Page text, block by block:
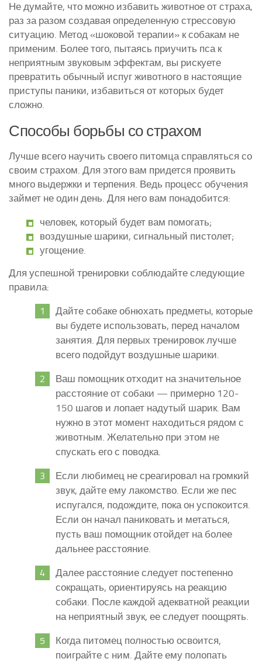
Не думайте, что можно избавить животное от страха,
раз за разом создавая определенную стрессовую
ситуацию. Метод «шоковой терапии» к собакам не
применим. Более того, пытаясь приучить пса к
неприятным звуковым эффектам, вы рискуете
превратить обычный испуг животного в настоящие
приступы паники, избавиться от которых будет
сложно.
Способы борьбы со страхом
Лучше всего научить своего питомца справляться со
своим страхом. Для этого вам придется проявить
много выдержки и терпения. Ведь процесс обучения
займет не один день. Для него вам понадобится:
человек, который будет вам помогать;
воздушные шарики, сигнальный пистолет;
угощение.
Для успешной тренировки соблюдайте следующие
правила:
Дайте собаке обнюхать предметы, которые
вы будете использовать, перед началом
занятия. Для первых тренировок лучше
всего подойдут воздушные шарики.
Ваш помощник отходит на значительное
расстояние от собаки — примерно 120-
150 шагов и лопает надутый шарик. Вам
нужно в этот момент находиться рядом с
животным. Желательно при этом не
спускать его с поводка.
Если любимец не среагировал на громкий
звук, дайте ему лакомство. Если же пес
испугался, подождите, пока он успокоится.
Если он начал паниковать и метаться,
пусть ваш помощник отойдет на более
дальнее расстояние.
Далее расстояние следует постепенно
сокращать, ориентируясь на реакцию
собаки. После каждой адекватной реакции
на неприятный звук, ее следует поощрять.
Когда питомец полностью освоится,
поиграйте с ним. Дайте ему полопать